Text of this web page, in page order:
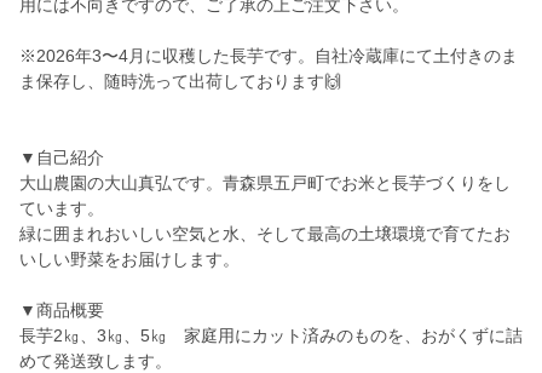
用には不向きですので、ご了承の上ご注文下さい。
※2026年3〜4月に収穫した長芋です。自社冷蔵庫にて土付きのま
ま保存し、随時洗って出荷しております🙌
▼自己紹介
大山農園の大山真弘です。青森県五戸町でお米と長芋づくりをし
ています。
緑に囲まれおいしい空気と水、そして最高の土壌環境で育てたお
いしい野菜をお届けします。
▼商品概要
長芋2㎏、3㎏、5㎏ 家庭用にカット済みのものを、おがくずに詰
めて発送致します。